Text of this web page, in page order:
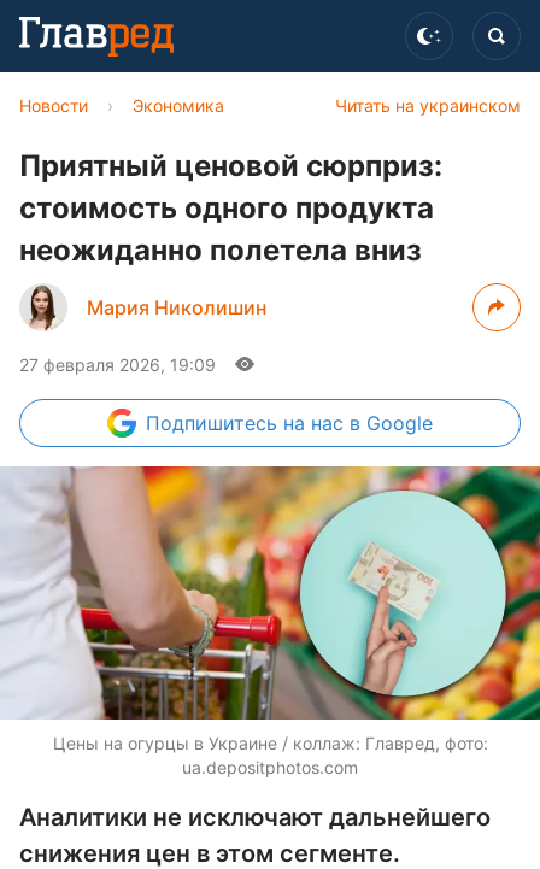
Читать на украинском
Новости › Экономика
Приятный ценовой сюрприз:
стоимость одного продукта
неожиданно полетела вниз
Мария Николишин
27 февраля 2026, 19:09
Подпишитесь на нас в Google
Цены на огурцы в Украине / коллаж: Главред, фото:
ua.depositphotos.com
Аналитики не исключают дальнейшего
снижения цен в этом сегменте.